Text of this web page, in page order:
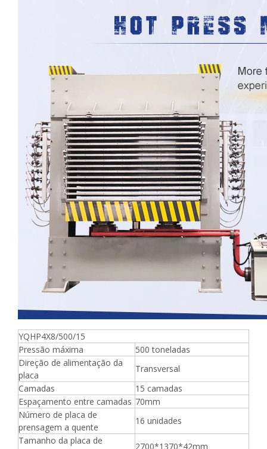
YQHP4X8/500/15
Pressão máxima
500 toneladas
Direção de alimentação da
placa
Transversal
Camadas
15 camadas
Espaçamento entre camadas 70mm
Número de placa de
prensagem a quente
16 unidades
Tamanho da placa de
2700*1370*42mm